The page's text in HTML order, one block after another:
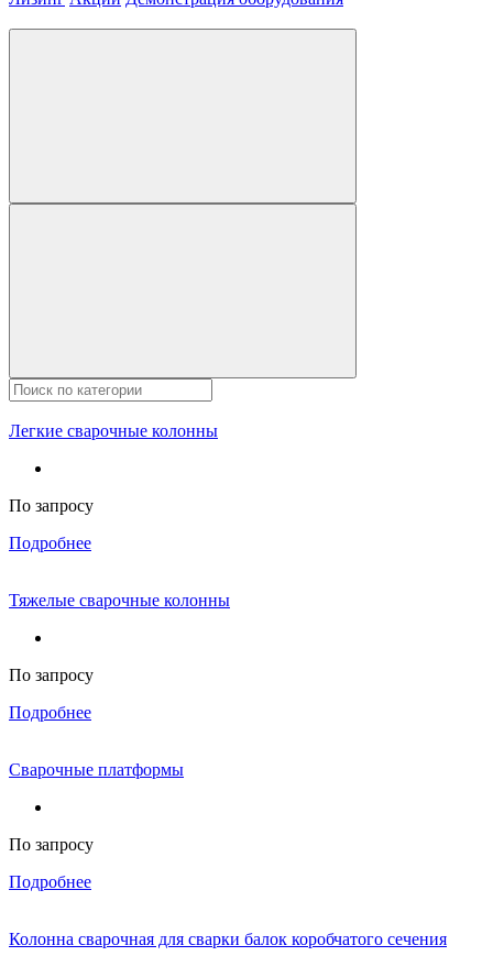
Легкие сварочные колонны
По запросу
Подробнее
Тяжелые сварочные колонны
По запросу
Подробнее
Сварочные платформы
По запросу
Подробнее
Колонна сварочная для сварки балок коробчатого сечения